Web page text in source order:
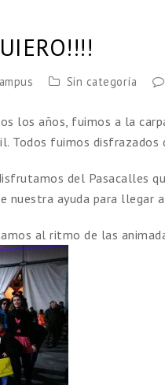
Sin categoría
los años, fuimos a la
Todos fuimos
del Pasacalles
nuestra ayuda para llegar
al ritmo de las